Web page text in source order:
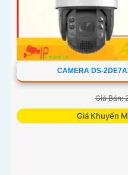
CAMERA DS-
Giá Bán:
Giá Khuyến